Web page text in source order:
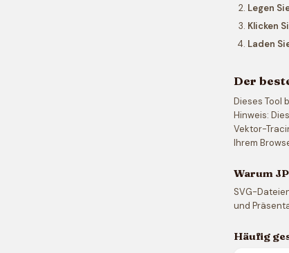
Legen
Klicken
Laden
Der
Dieses Tool
Hinweis:
Vektor-
Ihrem
Warum
SVG-
und
Häufig